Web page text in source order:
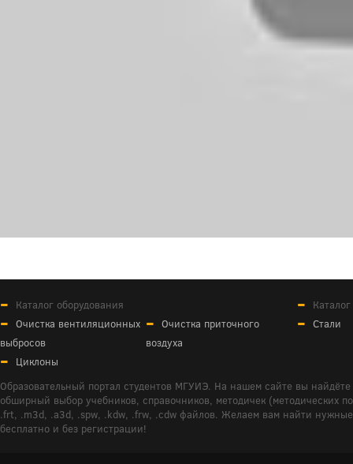
Каталог оборудования
Очистка вентиляционных
выбросов
Очистка приточного
воздуха
Циклоны
Стали
Образовательный портал студентов МГУИЭ. На нашем сайте вы
обширный выбор учебников, справочников, методичек (методических
.frt, .m3d, .a3d, .spw, .kdw, .frw, .cdw файлов. Желаем вам найти
бесплатно и без регистрации!